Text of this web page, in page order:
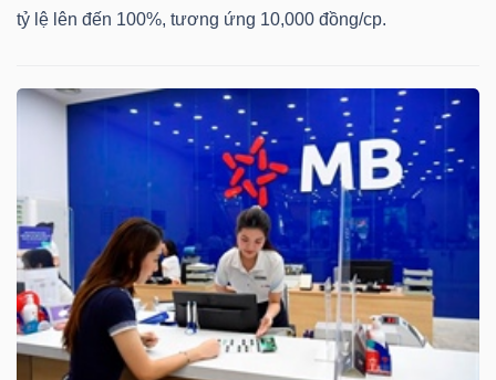
tỷ lệ lên đến 100%, tương ứng 10,000 đồng/cp.
THÔNG
TIN
DỊCH
VỤ
TRUYỀN
THÔNG